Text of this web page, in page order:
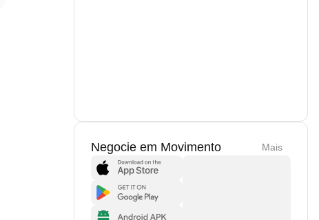
Negocie em Movimento Mais